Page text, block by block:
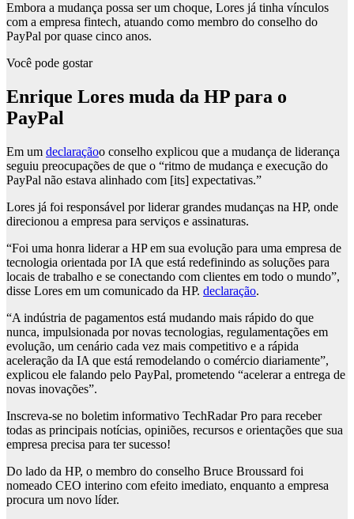
Embora a mudança possa ser um choque, Lores já tinha vínculos
com a empresa fintech, atuando como membro do conselho do
PayPal por quase cinco anos.
Você pode gostar
Enrique Lores muda da HP para o
PayPal
Em um declaraçãoo conselho explicou que a mudança de liderança
seguiu preocupações de que o “ritmo de mudança e execução do
PayPal não estava alinhado com [its] expectativas.”
Lores já foi responsável por liderar grandes mudanças na HP, onde
direcionou a empresa para serviços e assinaturas.
“Foi uma honra liderar a HP em sua evolução para uma empresa de
tecnologia orientada por IA que está redefinindo as soluções para
locais de trabalho e se conectando com clientes em todo o mundo”,
disse Lores em um comunicado da HP. declaração.
“A indústria de pagamentos está mudando mais rápido do que
nunca, impulsionada por novas tecnologias, regulamentações em
evolução, um cenário cada vez mais competitivo e a rápida
aceleração da IA ​​que está remodelando o comércio diariamente”,
explicou ele falando pelo PayPal, prometendo “acelerar a entrega de
novas inovações”.
Inscreva-se no boletim informativo TechRadar Pro para receber
todas as principais notícias, opiniões, recursos e orientações que sua
empresa precisa para ter sucesso!
Do lado da HP, o membro do conselho Bruce Broussard foi
nomeado CEO interino com efeito imediato, enquanto a empresa
procura um novo líder.